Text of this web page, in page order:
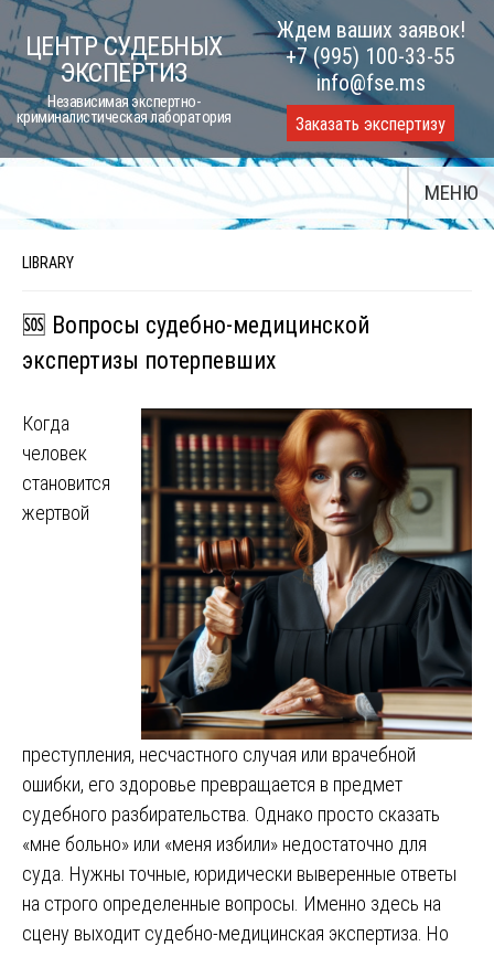
Skip
to
content
ЦЕНТР СУДЕБНЫХ
ЭКСПЕРТИЗ
Независимая экспертно-
криминалистическая лаборатория
Ждем ваших заявок!
+7 (995) 100-33-55
info@fse.ms
Заказать экспертизу
МЕНЮ
LIBRARY
🆘 Вопросы судебно-медицинской
экспертизы потерпевших
Когда
человек
становится
жертвой
преступления, несчастного случая или врачебной
ошибки, его здоровье превращается в предмет
судебного разбирательства. Однако просто сказать
«мне больно» или «меня избили» недостаточно для
суда. Нужны точные, юридически выверенные ответы
на строго определенные вопросы. Именно здесь на
сцену выходит судебно-медицинская экспертиза. Но